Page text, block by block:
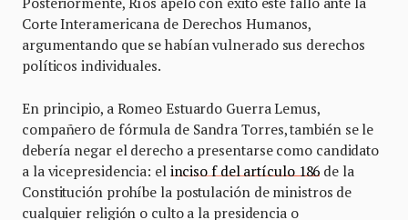
Corte Interamericana de Derechos Humanos,
argumentando que se habían vulnerado sus derechos
políticos individuales.
En principio, a Romeo Estuardo Guerra Lemus,
compañero de fórmula de Sandra Torres, también se le
debería negar el derecho a presentarse como candidato
a la vicepresidencia: el inciso f del artículo 186 de la
Constitución prohíbe la postulación de ministros de
cualquier religión o culto a la presidencia o